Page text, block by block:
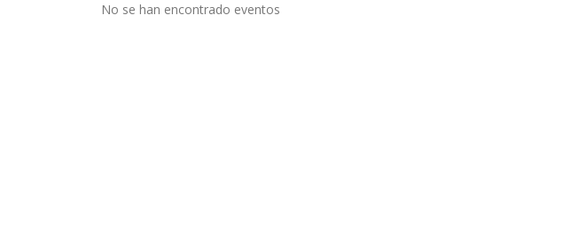
No se han encontrado eventos